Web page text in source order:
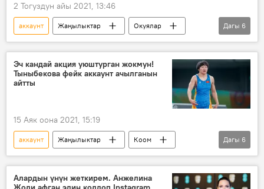
2 Тогуздун айы 2021, 13:46
аккаунт Жаңылыктар
Окуялар
Азия
Дүйнөдө
Өзбекстан
Шавкат Мирзиёев
фейк
Дагы 6
Эч кандай акция уюштурган жокмун!
Тыныбекова фейк аккаунт ачылганын
айтты
15 Аяк оона 2021, 15:19
аккаунт Жаңылыктар
Коом
Кыргызстан
Айсулуу Тыныбекова
Дагы 6
Алардын үнүн жеткирем. Анжелина